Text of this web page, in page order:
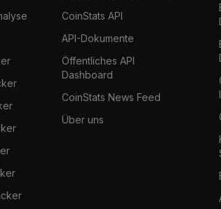
CoinStats API
API-Dokumente
Öffentliches API
Dashboard
CoinStats News Feed
Über uns